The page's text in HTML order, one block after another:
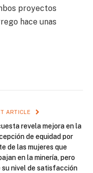
proyectos
hace unas
ARTICLE
revela mejora en la
de equidad por
de las mujeres que
en la minería, pero
su nivel de satisfacción